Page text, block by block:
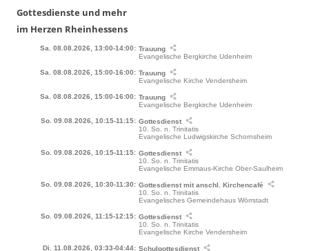
Gottesdienste und mehr
im Herzen Rheinhessens